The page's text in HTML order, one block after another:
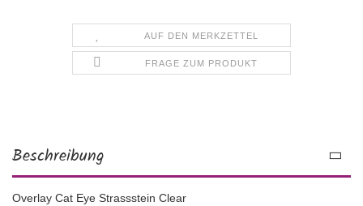
AUF DEN MERKZETTEL
FRAGE ZUM PRODUKT
Beschreibung
Overlay Cat Eye Strassstein Clear